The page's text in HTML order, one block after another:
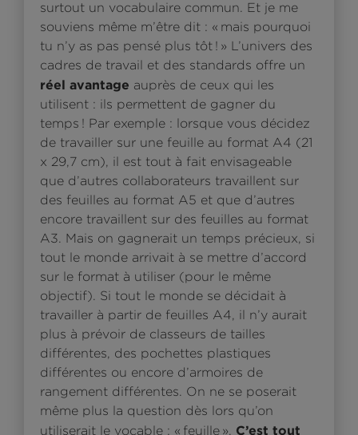
surtout un vocabulaire commun. Et je me
souviens même m’être dit : « mais pourquoi
tu n’y as pas pensé plus tôt ! » L’univers des
cadres de travail et des standards offre un
réel avantage auprès de ceux qui les
utilisent : ils permettent de gagner du
temps ! Par exemple : lorsque vous décidez
de travailler sur une feuille au format A4 (21
x 29,7 cm), il est tout à fait envisageable
que d’autres collaborateurs travaillent sur
des feuilles au format A5 et que d’autres
encore travaillent sur des feuilles au format
A3. Mais on gagnerait un temps précieux, si
tout le monde arrivait à se mettre d’accord
sur le format à utiliser (pour le même
objectif). Si tout le monde se décidait à
travailler à partir de feuilles A4, il n’y aurait
plus à prévoir de classeurs de tailles
différentes, des pochettes plastiques
différentes ou encore d’armoires de
rangement différentes. On ne se poserait
même plus la question dès lors qu’on
utiliserait le vocable : « feuille ». C’est tout